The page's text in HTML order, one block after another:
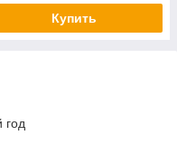
Купить
год